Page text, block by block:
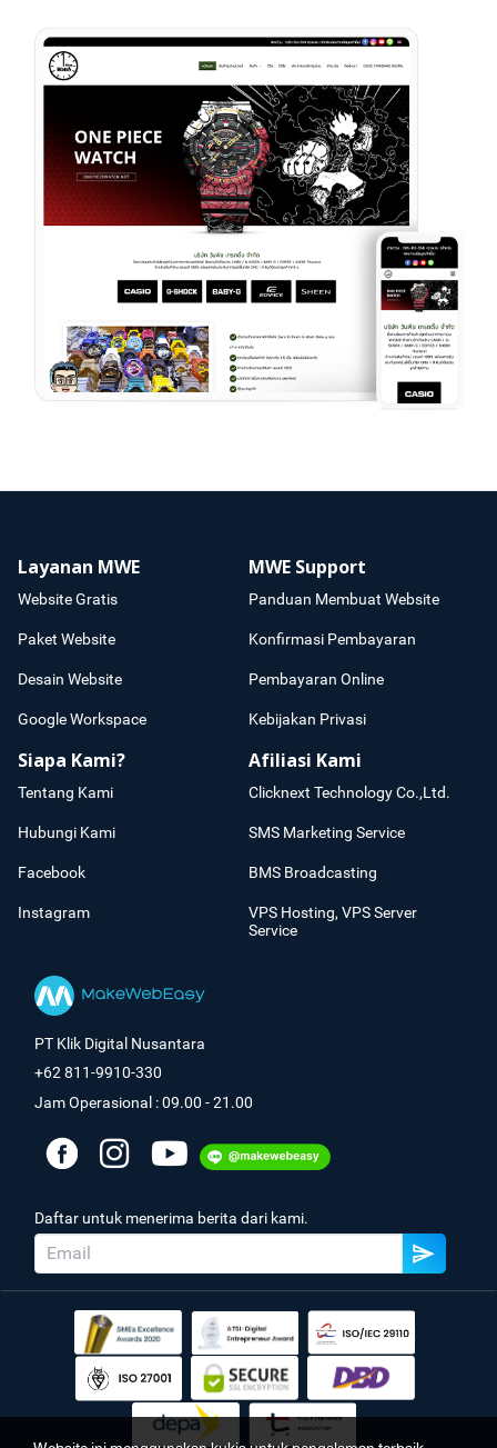
Layanan MWE
Website Gratis
Paket Website
Desain Website
Google Workspace
MWE Support
Panduan Membuat Website
Konfirmasi Pembayaran
Pembayaran Online
Kebijakan Privasi
Siapa Kami?
Tentang Kami
Hubungi Kami
Facebook
Instagram
Afiliasi Kami
Clicknext Technology Co.,Ltd.
SMS Marketing Service
BMS Broadcasting
VPS Hosting, VPS Server
Service
PT Klik Digital Nusantara
+62 811-9910-330
Jam Operasional : 09.00 - 21.00
Daftar untuk menerima berita dari kami.